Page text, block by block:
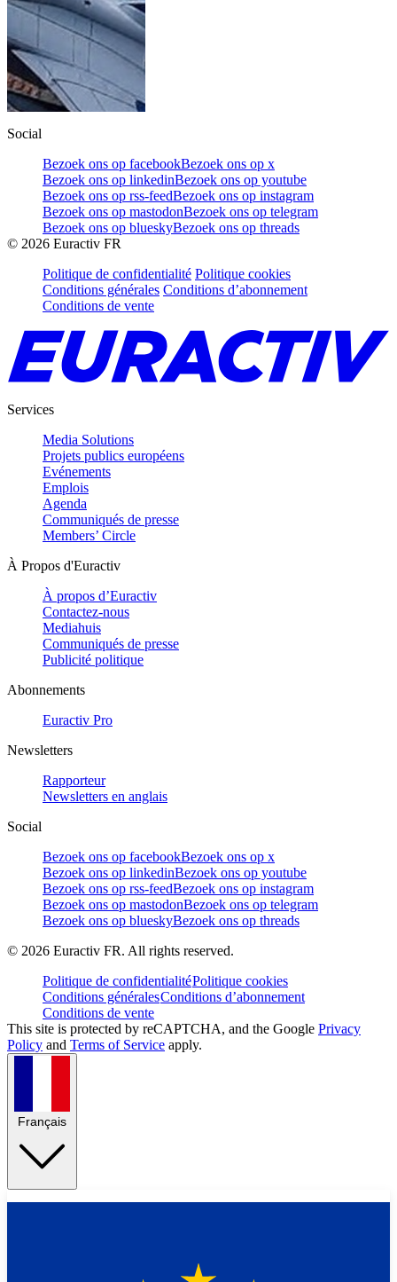
Social
Bezoek ons op facebookBezoek ons op x
Bezoek ons op linkedinBezoek ons op youtube
Bezoek ons op rss-feedBezoek ons op instagram
Bezoek ons op mastodonBezoek ons op telegram
Bezoek ons op blueskyBezoek ons op threads
© 2026 Euractiv FR
Politique de confidentialité Politique cookies
Conditions générales Conditions d’abonnement
Conditions de vente
Services
Media Solutions
Projets publics européens
Evénements
Emplois
Agenda
Communiqués de presse
Members’ Circle
À Propos d'Euractiv
À propos d’Euractiv
Contactez-nous
Mediahuis
Communiqués de presse
Publicité politique
Abonnements
Euractiv Pro
Newsletters
Rapporteur
Newsletters en anglais
Social
Bezoek ons op facebookBezoek ons op x
Bezoek ons op linkedinBezoek ons op youtube
Bezoek ons op rss-feedBezoek ons op instagram
Bezoek ons op mastodonBezoek ons op telegram
Bezoek ons op blueskyBezoek ons op threads
© 2026 Euractiv FR. All rights reserved.
Politique de confidentialitéPolitique cookies
Conditions généralesConditions d’abonnement
Conditions de vente
This site is protected by reCAPTCHA, and the Google Privacy
Policy and Terms of Service apply.
Français